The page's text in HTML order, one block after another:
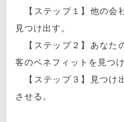
【ステップ１】他の会
見つけ出す。
【ステップ２】あなた
客のベネフィットを見つけ
【ステップ３】見つけ
させる。